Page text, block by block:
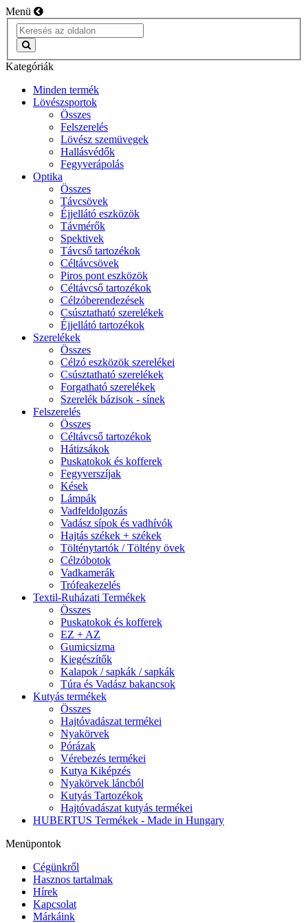
Menü
Kategóriák
Minden termék
Lövészsportok
Összes
Felszerelés
Lövész szemüvegek
Hallásvédők
Fegyverápolás
Optika
Összes
Távcsövek
Éjjellátó eszközök
Távmérők
Spektivek
Távcső tartozékok
Céltávcsövek
Piros pont eszközök
Céltávcső tartozékok
Célzóberendezések
Csúsztatható szerelékek
Éjjellátó tartozékok
Szerelékek
Összes
Célzó eszközök szerelékei
Csúsztatható szerelékek
Forgatható szerelékek
Szerelék bázisok - sínek
Felszerelés
Összes
Céltávcső tartozékok
Hátizsákok
Puskatokok és kofferek
Fegyverszíjak
Kések
Lámpák
Vadfeldolgozás
Vadász sípok és vadhívók
Hajtás székek + székek
Tölténytartók / Töltény övek
Célzóbotok
Vadkamerák
Trófeakezelés
Textil-Ruházati Termékek
Összes
Puskatokok és kofferek
EZ + AZ
Gumicsizma
Kiegészítők
Kalapok / sapkák / sapkák
Túra és Vadász bakancsok
Kutyás termékek
Összes
Hajtóvadászat termékei
Nyakörvek
Pórázak
Vérebezés termékei
Kutya Kiképzés
Nyakörvek láncból
Kutyás Tartozékok
Hajtóvadászat kutyás termékei
HUBERTUS Termékek - Made in Hungary
Menüpontok
Cégünkről
Hasznos tartalmak
Hírek
Kapcsolat
Márkáink